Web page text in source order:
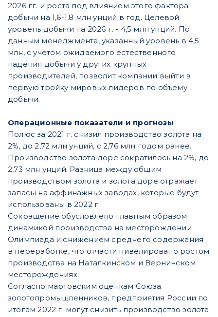
2026 гг. и роста под влиянием этого фактора
добычи на 1,6-1,8 млн унций в год. Целевой
уровень добычи на 2026 г. - 4,5 млн унций. По
данным менеджмента, указанный уровень в 4,5
млн, с учетом ожидаемого естественного
падения добычи у других крупных
производителей, позволит компании выйти в
первую тройку мировых лидеров по объему
добычи.
Операционные показатели и прогнозы
Полюс за 2021 г. снизил производство золота на
2%, до 2,72 млн унций, с 2,76 млн годом ранее.
Производство золота доре сократилось на 2%, до
2,73 млн унций. Разница между общим
производством золота и золота доре отражает
запасы на аффинажных заводах, которые будут
использованы в 2022 г.
Сокращение обусловлено главным образом
динамикой производства на месторождении
Олимпиада и снижением среднего содержания
в переработке, что отчасти нивелировано ростом
производства на Наталкинском и Вернинском
месторождениях.
Согласно мартовским оценкам Союза
золотопромышленников, предприятия России по
итогам 2022 г. могут снизить производство золота